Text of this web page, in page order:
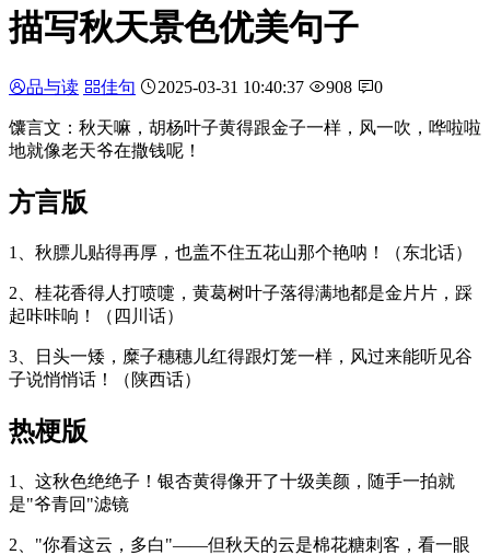
描写秋天景色优美句子
品与读 佳句 2025-03-31 10:40:37 908 0
馕言文：秋天嘛，胡杨叶子黄得跟金子一样，风一吹，哗啦啦
地就像老天爷在撒钱呢！
方言版
1、秋膘儿贴得再厚，也盖不住五花山那个艳呐！（东北话）
2、桂花香得人打喷嚏，黄葛树叶子落得满地都是金片片，踩
起咔咔响！（四川话）
3、日头一矮，糜子穗穗儿红得跟灯笼一样，风过来能听见谷
子说悄悄话！（陕西话）
热梗版
1、这秋色绝绝子！银杏黄得像开了十级美颜，随手一拍就
是"爷青回"滤镜
2、"你看这云，多白"——但秋天的云是棉花糖刺客，看一眼